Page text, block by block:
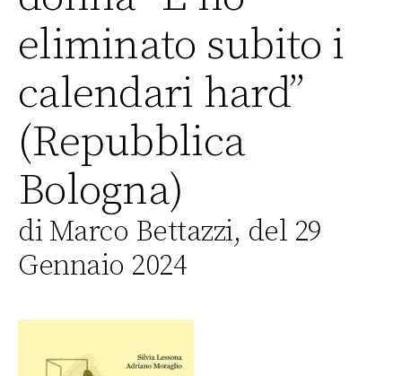
eliminato subito i
calendari hard”
(Repubblica
Bologna)
di Marco Bettazzi, del 29
Gennaio 2024